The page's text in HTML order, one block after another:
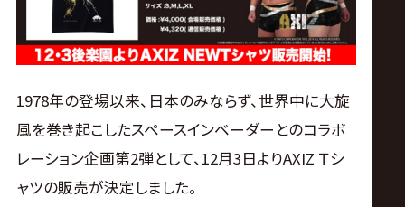
ン
グ・
ノ
1978年の登場以来、日本のみならず、世界中に大旋
風を巻き起こしたスペースインベーダーとのコラボ
レーション企画第2弾として、12月3日よりAXIZ Ｔシ
ャツの販売が決定しました。